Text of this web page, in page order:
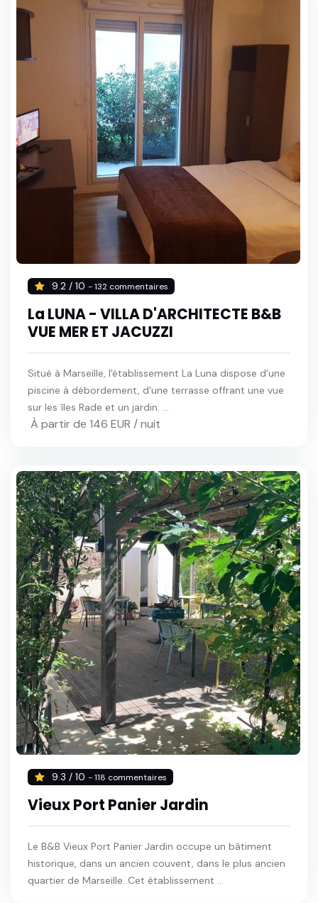
9.2 / 10 - 132 commentaires
La LUNA - VILLA D'ARCHITECTE B&B
VUE MER ET JACUZZI
Situé à Marseille, l'établissement La Luna dispose d'une
piscine à débordement, d'une terrasse offrant une vue
sur les îles Rade et un jardin. ...
À partir de 146 EUR / nuit
9.3 / 10 - 118 commentaires
Vieux Port Panier Jardin
Le B&B Vieux Port Panier Jardin occupe un bâtiment
historique, dans un ancien couvent, dans le plus ancien
quartier de Marseille. Cet établissement ...